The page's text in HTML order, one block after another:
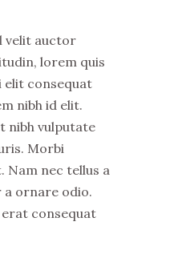
velit auctor
lorem quis
elit consequat
nibh id elit.
nibh vulputate
Morbi
Nam nec tellus a
ornare odio.
erat consequat